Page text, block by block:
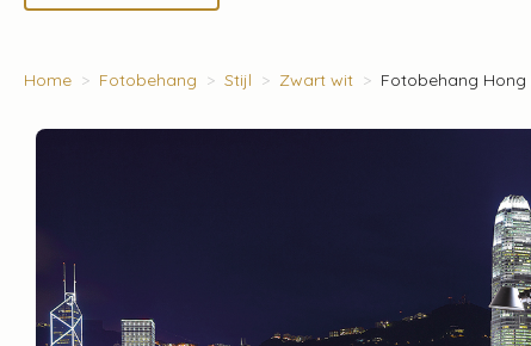
Home Fotobehang Stijl Zwart wit Fotobehang Hong